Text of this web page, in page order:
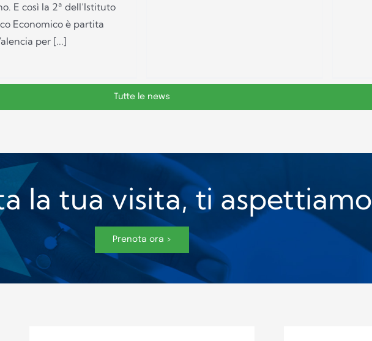
E così la 2ª dell’Istituto
Economico è partita
per [...]
Tutte le news
la tua visita, ti aspettiamo
Prenota ora >